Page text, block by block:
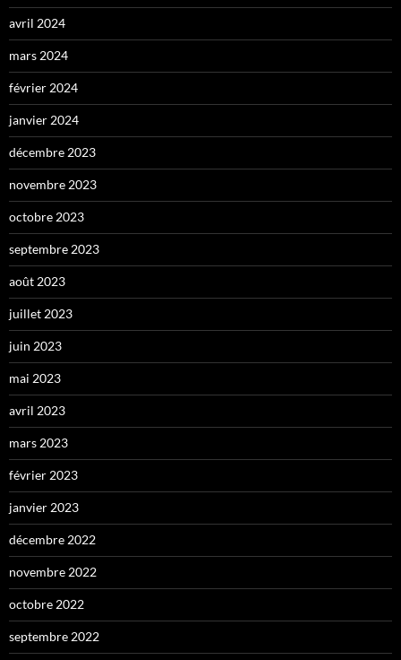
avril 2024
mars 2024
février 2024
janvier 2024
décembre 2023
novembre 2023
octobre 2023
septembre 2023
août 2023
juillet 2023
juin 2023
mai 2023
avril 2023
mars 2023
février 2023
janvier 2023
décembre 2022
novembre 2022
octobre 2022
septembre 2022